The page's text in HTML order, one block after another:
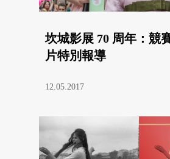
坎城影展 70 周年：競
片特別報導
12.05.2017